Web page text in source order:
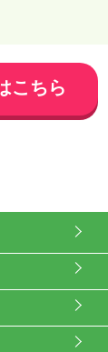
こちら